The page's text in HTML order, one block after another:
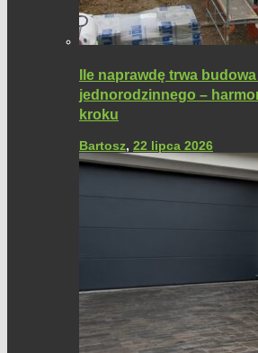
Ile naprawdę trwa
jednorodzinnego –
kroku
Bartosz, 22 lipca 2026